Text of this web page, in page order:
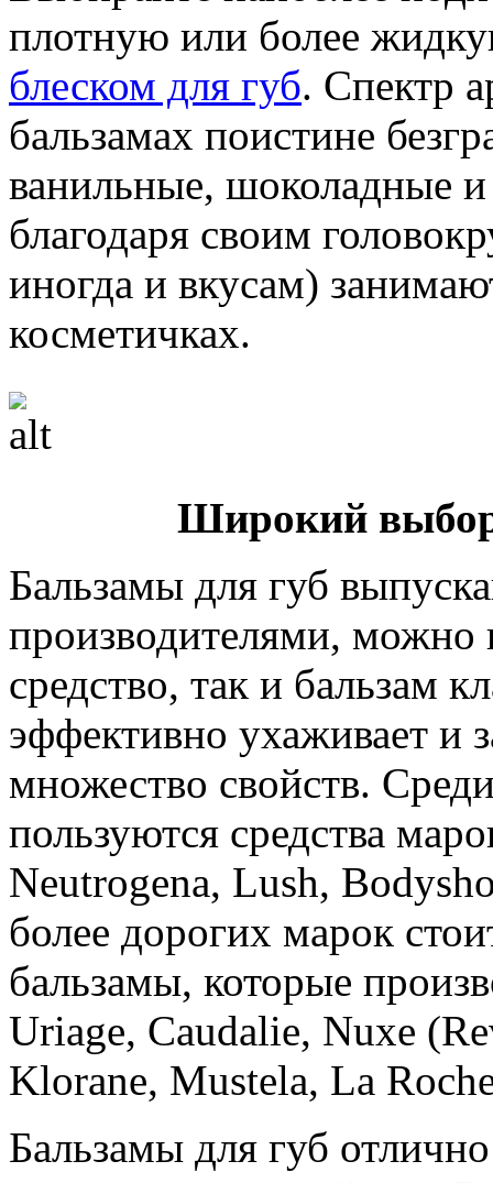
плотную или более
блеском для губ. Спектр
бальзамах поистине
ванильные, шоколадные
благодаря своим
иногда и вкусам)
косметичках.
Широкий выбор
Бальзамы для губ
производителями, можно
средство, так и бальзам
эффективно ухаживает и
множество свойств.
пользуются средства
Neutrogena, Lush,
более дорогих марок
бальзамы, которые
Uriage, Caudalie, Nuxe
Klorane, Mustela, La
Бальзамы для губ